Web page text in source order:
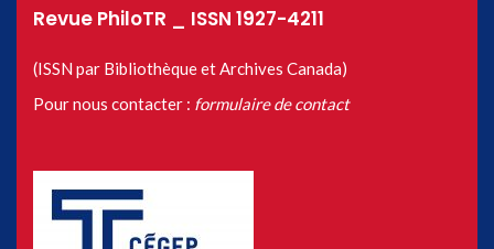
Revue PhiloTR _ ISSN 1927-4211
(ISSN par Bibliothèque et Archives Canada)
Pour nous contacter : formulaire de contact